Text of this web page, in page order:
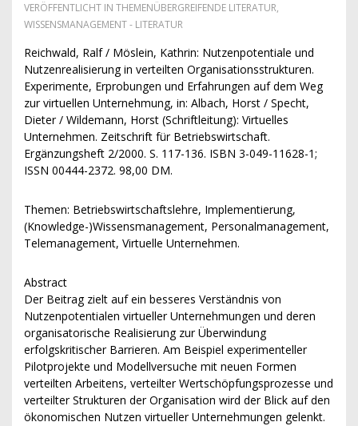
VERÖFFENTLICHT IN THEMENÜBERGREIFENDE LITERATUR,
WISSENSMANAGEMENT - LITERATUR
Reichwald, Ralf / Möslein, Kathrin: Nutzenpotentiale und
Nutzenrealisierung in verteilten Organisationsstrukturen.
Experimente, Erprobungen und Erfahrungen auf dem Weg
zur virtuellen Unternehmung, in: Albach, Horst / Specht,
Dieter / Wildemann, Horst (Schriftleitung): Virtuelles
Unternehmen. Zeitschrift für Betriebswirtschaft.
Ergänzungsheft 2/2000. S. 117-136. ISBN 3-049-11628-1;
ISSN 00444-2372. 98,00 DM.
Themen: Betriebswirtschaftslehre, Implementierung,
(Knowledge-)Wissensmanagement, Personalmanagement,
Telemanagement, Virtuelle Unternehmen.
Abstract
Der Beitrag zielt auf ein besseres Verständnis von
Nutzenpotentialen virtueller Unternehmungen und deren
organisatorische Realisierung zur Überwindung
erfolgskritischer Barrieren. Am Beispiel experimenteller
Pilotprojekte und Modellversuche mit neuen Formen
verteilten Arbeitens, verteilter Wertschöpfungsprozesse und
verteilter Strukturen der Organisation wird der Blick auf den
ökonomischen Nutzen virtueller Unternehmungen gelenkt.